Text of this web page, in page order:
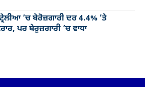
’ਚ ਬੇਰੋਜ਼ਗਾਰੀ ਦਰ 4.4% ’ਤੇ
ਪਰ ਬੇਰੁਜ਼ਗਾਰੀ ’ਚ ਵਾਧਾ